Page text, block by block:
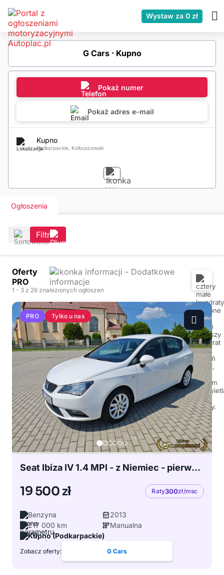
Wystaw za 0 zł
G Cars ⋅ Kupno
Pokaż numer
Pokaż adres e-mail
Kupno
Podkarpackie, Kolbuszowski
Ogłoszenia
Filtr
Oferty
PRO
1 - 3 z 26 znalezionych ogłoszeń
PRO Tylko u nas
Seat Ibiza IV 1.4 MPI - z Niemiec - pierwszy właściciel
19 500 zł Raty300zł/msc
Benzyna
2013
217 000 km
Manualna
Kupno (Podkarpackie)
Zobacz oferty: G Cars